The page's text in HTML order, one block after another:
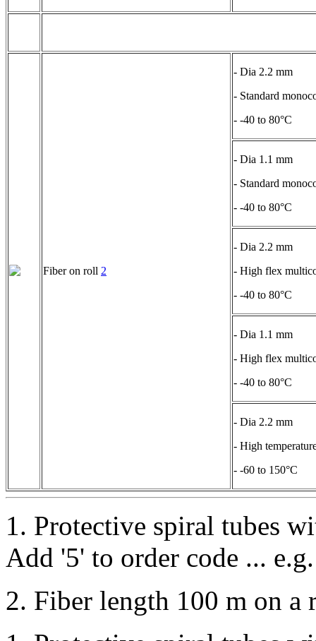
Fiber on roll 2
- Dia 2.2 mm
- Standard
- -40 to 80°C
- Dia 1.1 mm
- Standard
- -40 to 80°C
- Dia 2.2 mm
- High flex
- -40 to 80°C
- Dia 1.1 mm
- High flex
- -40 to 80°C
- Dia 2.2 mm
- High
- -60 to 150°C
1. Protective spiral tubes
Add '5' to order code ...
2. Fiber length 100 m on